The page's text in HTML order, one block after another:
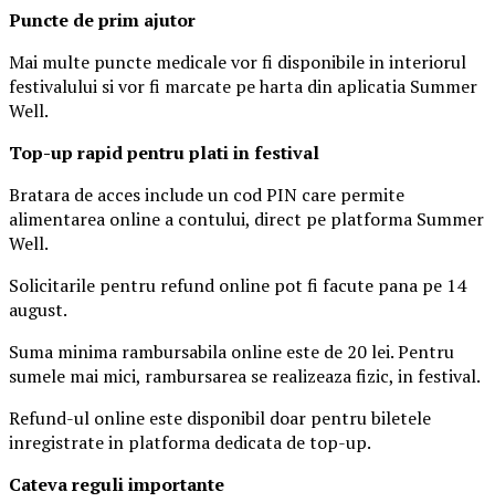
Puncte de prim ajutor
Mai multe puncte medicale vor fi disponibile in interiorul
festivalului si vor fi marcate pe harta din aplicatia Summer
Well.
Top-up rapid pentru plati in festival
Bratara de acces include un cod PIN care permite
alimentarea online a contului, direct pe platforma Summer
Well.
Solicitarile pentru refund online pot fi facute pana pe 14
august.
Suma minima rambursabila online este de 20 lei. Pentru
sumele mai mici, rambursarea se realizeaza fizic, in festival.
Refund-ul online este disponibil doar pentru biletele
inregistrate in platforma dedicata de top-up.
Cateva reguli importante